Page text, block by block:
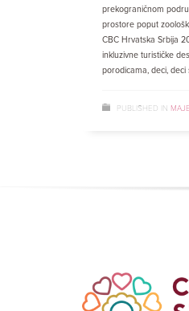
prekograničnom
prostore poput
CBC Hrvatska Srbija
inkluzivne turističke
porodicama, d‌eci,
PUBLISHED IN